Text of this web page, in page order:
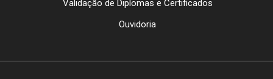
Validação de Diplomas e Certificados
Ouvidoria